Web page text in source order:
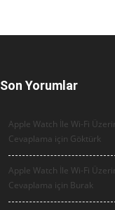
Son Yorumlar
Apple Watch İle Wi-Fi
Cevaplama için Göktürk
Apple Watch İle Wi-Fi
Cevaplama için Burak